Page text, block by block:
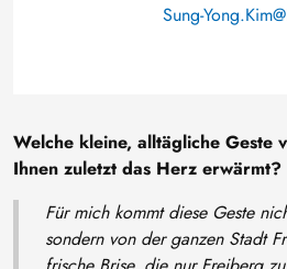
Sung-
Welche kleine, alltägliche Geste
Ihnen zuletzt das Herz erwärmt?
Für mich kommt diese Geste
sondern von der ganzen Stadt